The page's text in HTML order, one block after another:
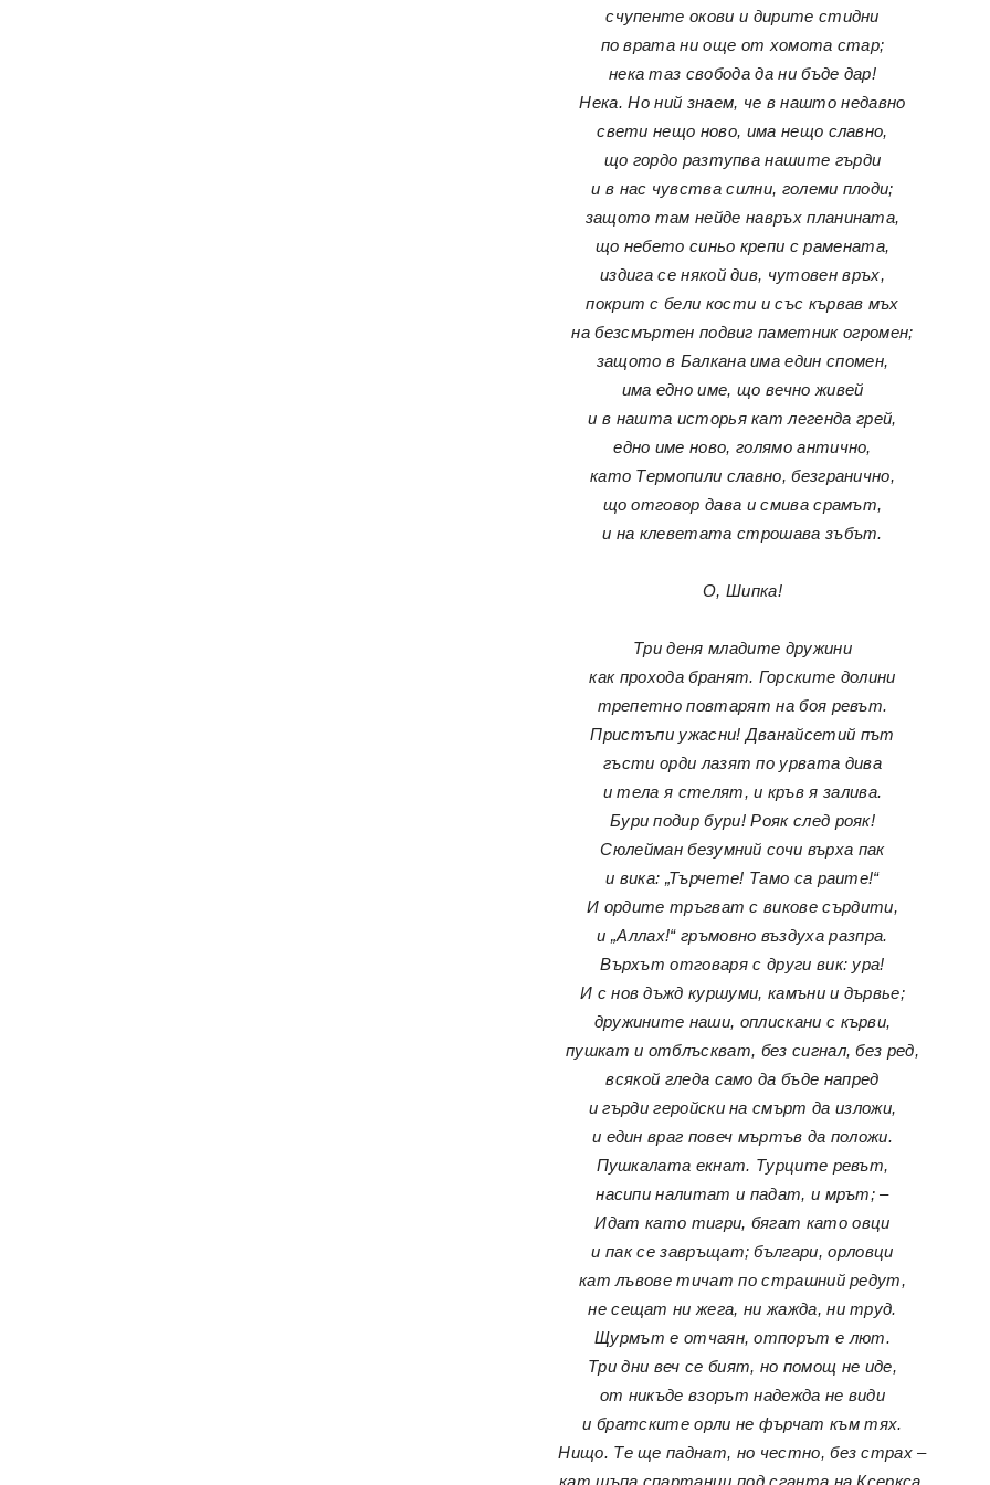
счупенте окови и дирите стидни
по врата ни още от хомота стар;
нека таз свобода да ни бъде дар!
Нека. Но ний знаем, че в нашто недавно
свети нещо ново, има нещо славно,
що гордо разтупва нашите гърди
и в нас чувства силни, големи плоди;
защото там нейде навръх планината,
що небето синьо крепи с рамената,
издига се някой див, чутовен връх,
покрит с бели кости и със кървав мъх
на безсмъртен подвиг паметник огромен;
защото в Балкана има един спомен,
има едно име, що вечно живей
и в нашта исторья кат легенда грей,
едно име ново, голямо антично,
като Термопили славно, безгранично,
що отговор дава и смива срамът,
и на клеветата строшава зъбът.
О, Шипка!
Три деня младите дружини
как прохода бранят. Горските долини
трепетно повтарят на боя ревът.
Пристъпи ужасни! Дванайсетий път
гъсти орди лазят по урвата дива
и тела я стелят, и кръв я залива.
Бури подир бури! Рояк след рояк!
Сюлейман безумний сочи върха пак
и вика: „Търчете! Тамо са раите!“
И ордите тръгват с викове сърдити,
и „Аллах!“ гръмовно въздуха разпра.
Върхът отговаря с други вик: ура!
И с нов дъжд куршуми, камъни и дървье;
дружините наши, оплискани с кърви,
пушкат и отблъскват, без сигнал, без ред,
всякой гледа само да бъде напред
и гърди геройски на смърт да изложи,
и един враг повеч мъртъв да положи.
Пушкалата екнат. Турците ревът,
насипи налитат и падат, и мрът; –
Идат като тигри, бягат като овци
и пак се завръщат; българи, орловци
кат лъвове тичат по страшний редут,
не сещат ни жега, ни жажда, ни труд.
Щурмът е отчаян, отпорът е лют.
Три дни веч се бият, но помощ не иде,
от никъде взорът надежда не види
и братските орли не фърчат към тях.
Нищо. Те ще паднат, но честно, без страх –
кат шъпа спартанци под сганта на Ксеркса.